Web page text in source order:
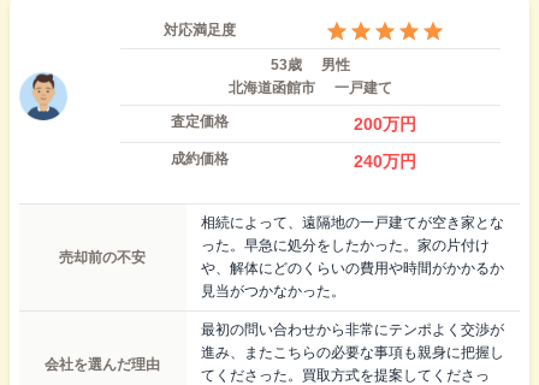
対応満足度
53歳
男性
北海道函館市
一戸建て
査定価格
200万円
成約価格 240万円
売却前の不安
相続によって、遠隔地の一戸建てが空き家とな
った。早急に処分をしたかった。家の片付け
や、解体にどのくらいの費用や時間がかかるか
見当がつかなかった。
会社を選んだ理由
最初の問い合わせから非常にテンポよく交渉が
進み、またこちらの必要な事項も親身に把握し
てくださった。買取方式を提案してくださっ